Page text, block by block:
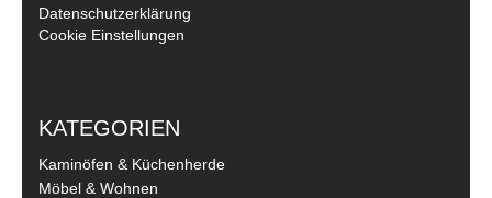
Datenschutzerklärung
Cookie Einstellungen
KATEGORIEN
Kaminöfen & Küchenherde
Möbel & Wohnen